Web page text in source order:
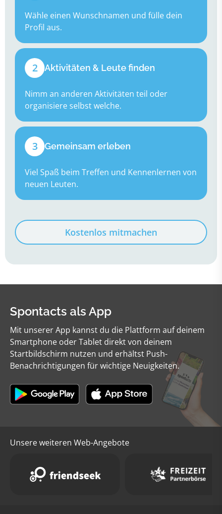
Wähle einen Wunschnamen und fülle dein
Profil aus.
2 Aktivitäten & Leute finden
Nimm an anderen Aktivitäten teil oder
organisiere selbst welche.
3 Gemeinsam erleben
Viel Spaß beim Treffen und Kennenlernen von
neuen Leuten.
Kostenlos mitmachen
Spontacts als App
Mit unserer App kannst du die Plattform auf deinem
Smartphone oder Tablet direkt von deinem
Startbildschirm nutzen und erhältst Push-
Benachrichtigungen für wichtige Neuigkeiten.
Unsere weiteren Web-Angebote